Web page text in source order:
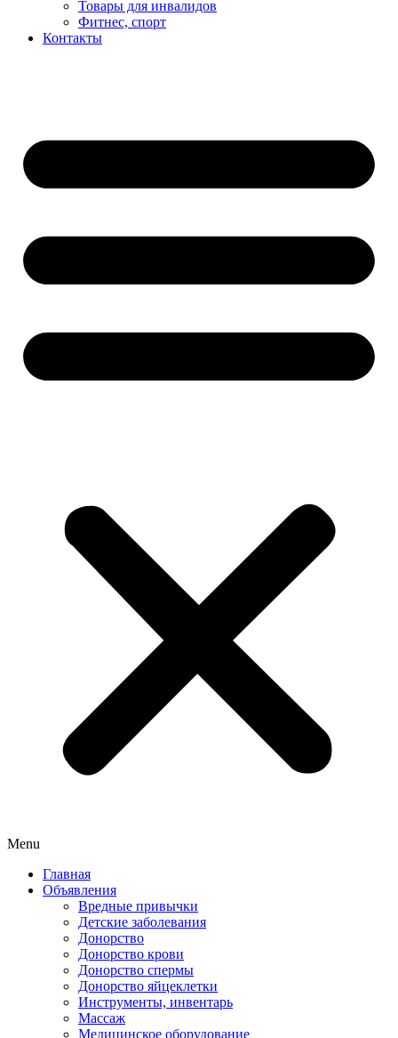
Товары для инвалидов
Фитнес, спорт
Контакты
Menu
Главная
Объявления
Вредные привычки
Детские заболевания
Донорство
Донорство крови
Донорство спермы
Донорство яйцеклетки
Инструменты, инвентарь
Массаж
Медицинское оборудование